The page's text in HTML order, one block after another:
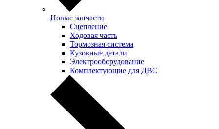
Новые запчасти
Сцепление
Ходовая часть
Тормозная система
Кузовные детали
Электрооборудование
Комплектующие для ДВС